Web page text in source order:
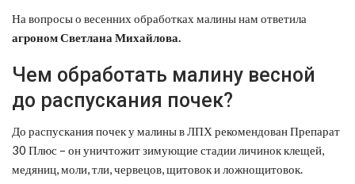
На вопросы о весенних обработках малины нам ответила
агроном Светлана Михайлова.
Чем обработать малину весной
до распускания почек?
До распускания почек у малины в ЛПХ рекомендован Препарат
30 Плюс – он уничтожит зимующие стадии личинок клещей,
медяниц, моли, тли, червецов, щитовок и ложнощитовок.